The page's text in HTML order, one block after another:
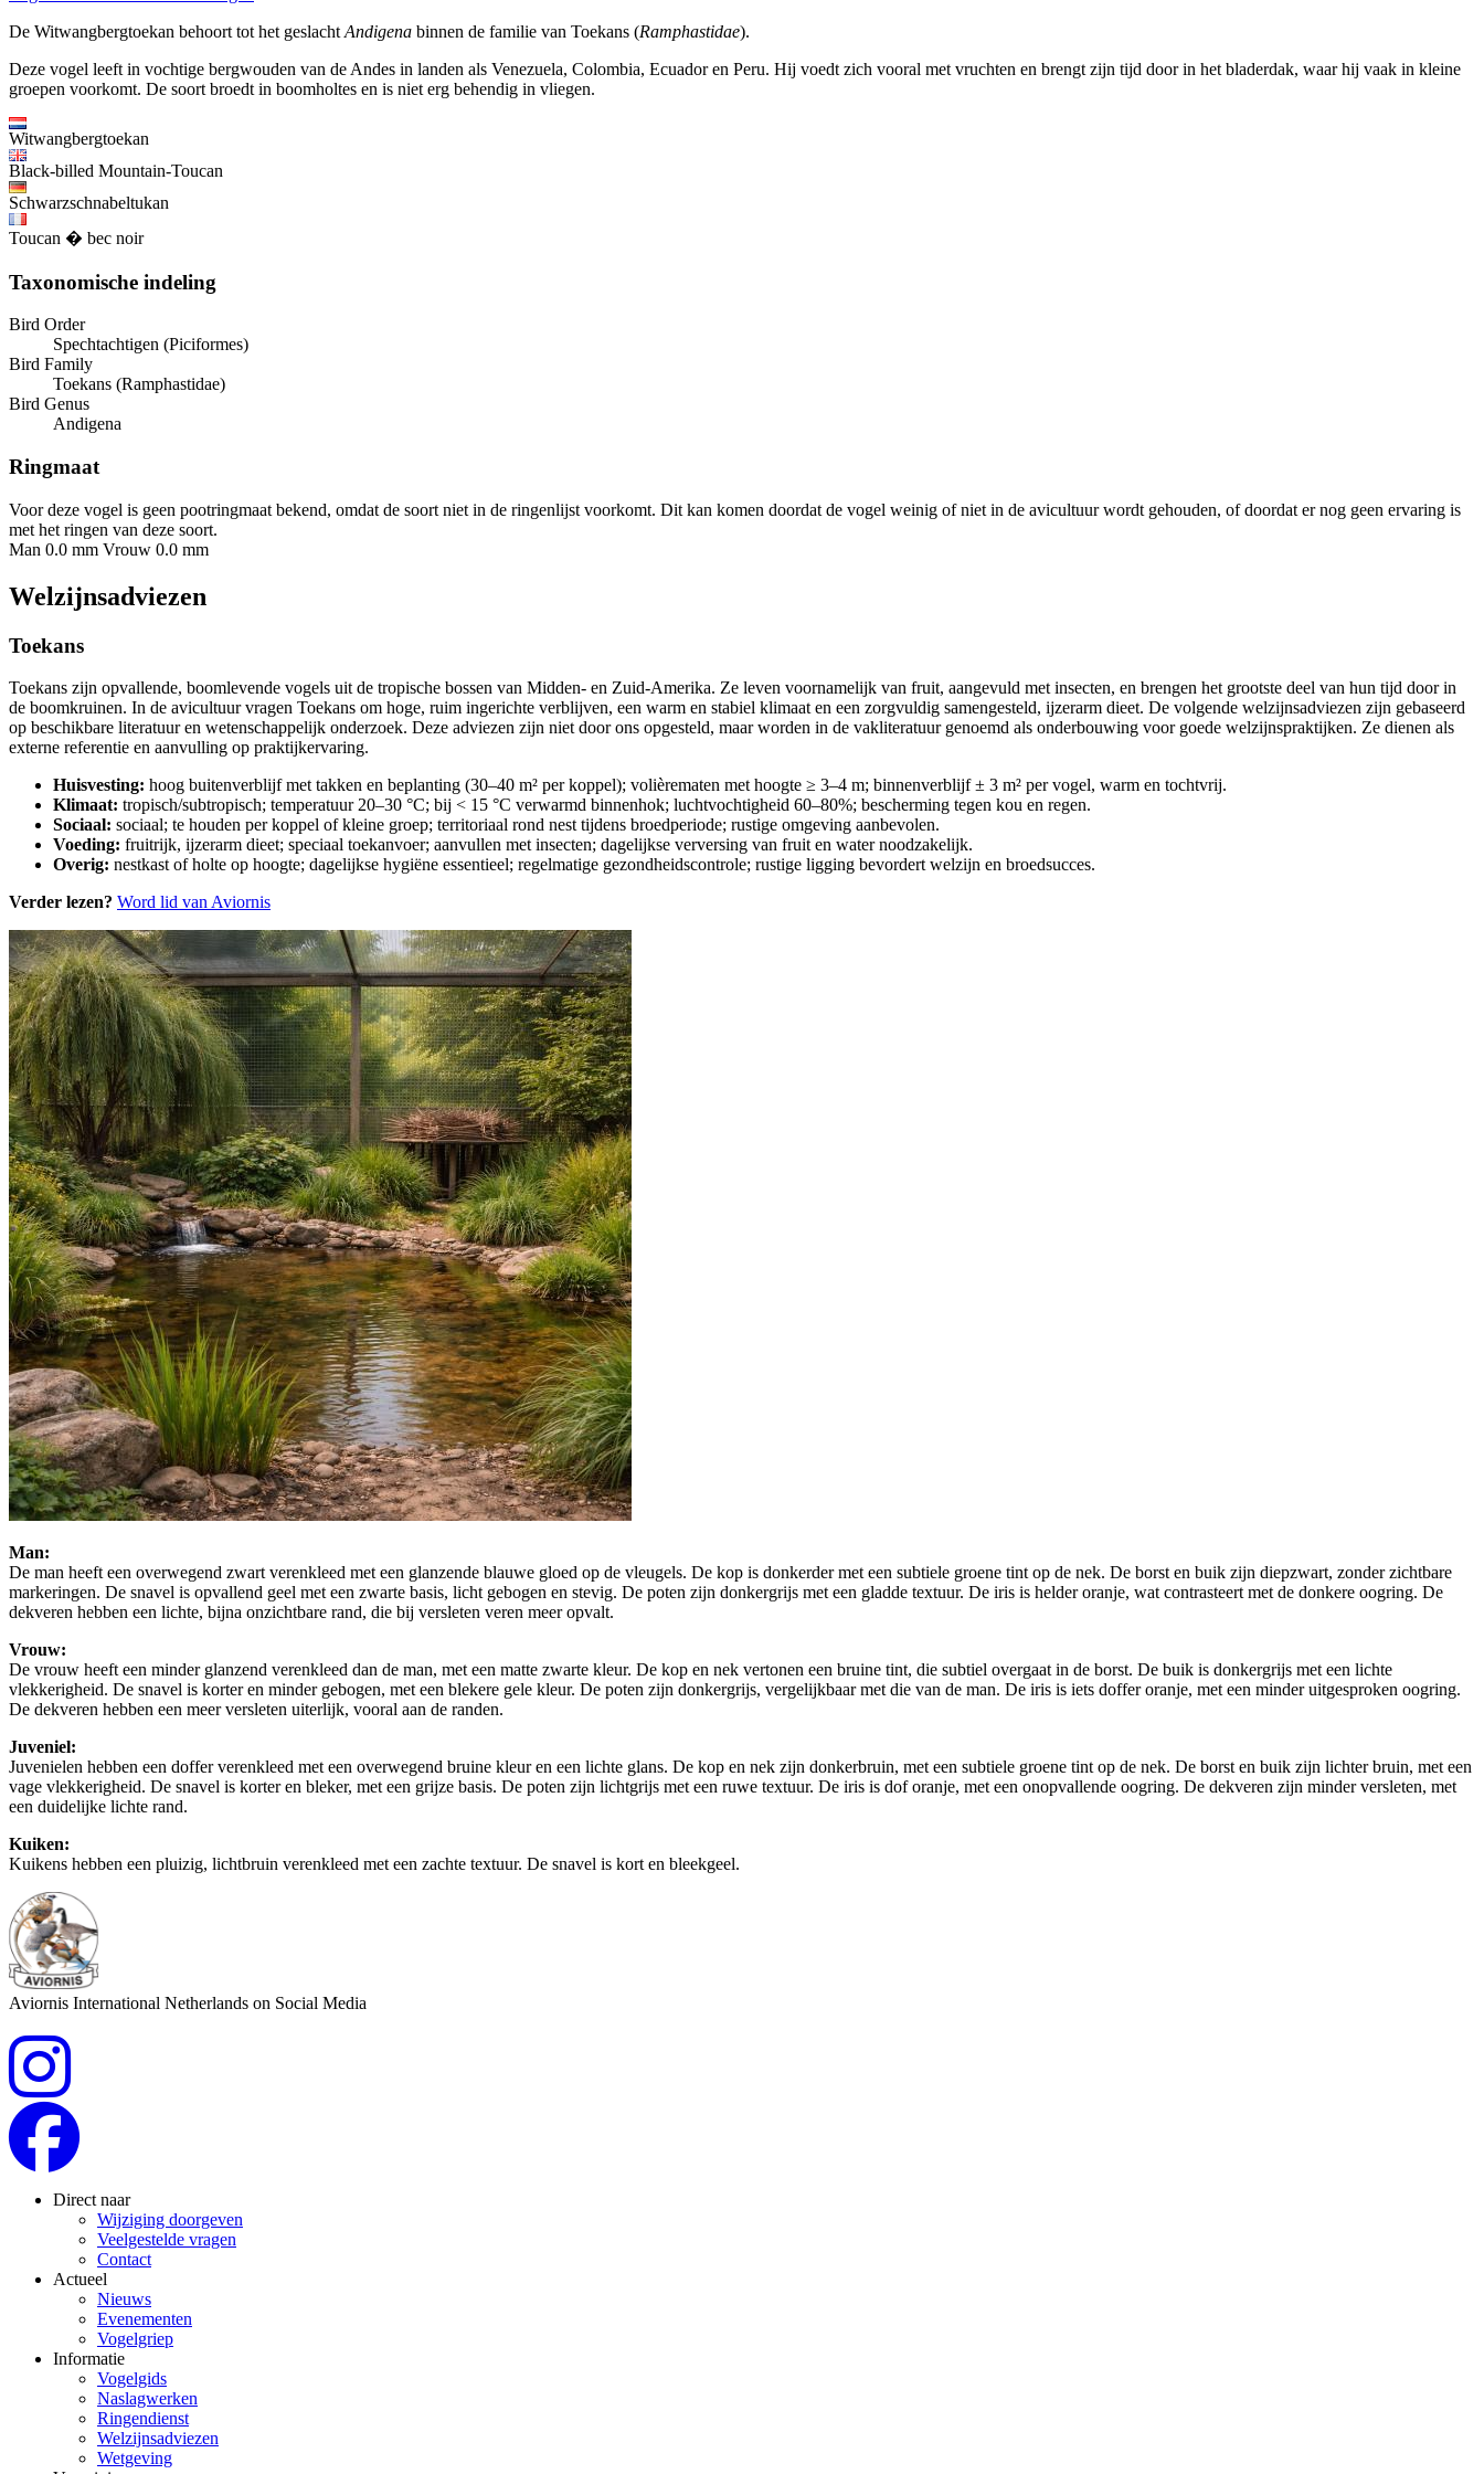
De Witwangbergtoekan behoort tot het geslacht Andigena binnen de familie van Toekans (Ramphastidae).
Deze vogel leeft in vochtige bergwouden van de Andes in landen als Venezuela, Colombia, Ecuador en Peru. Hij voedt zich vooral met vruchten en brengt zijn tijd door in het bladerdak, waar hij vaak in kleine
groepen voorkomt. De soort broedt in boomholtes en is niet erg behendig in vliegen.
Witwangbergtoekan
Black-billed Mountain-Toucan
Schwarzschnabeltukan
Toucan � bec noir
Taxonomische indeling
Bird Order
Spechtachtigen (Piciformes)
Bird Family
Toekans (Ramphastidae)
Bird Genus
Andigena
Ringmaat
Voor deze vogel is geen pootringmaat bekend, omdat de soort niet in de ringenlijst voorkomt. Dit kan komen doordat de vogel weinig of niet in de avicultuur wordt gehouden, of doordat er nog geen ervaring is
met het ringen van deze soort.
Man 0.0 mm Vrouw 0.0 mm
Welzijnsadviezen
Toekans
Toekans zijn opvallende, boomlevende vogels uit de tropische bossen van Midden- en Zuid-Amerika. Ze leven voornamelijk van fruit, aangevuld met insecten, en brengen het grootste deel van hun tijd door in
de boomkruinen. In de avicultuur vragen Toekans om hoge, ruim ingerichte verblijven, een warm en stabiel klimaat en een zorgvuldig samengesteld, ijzerarm dieet. De volgende welzijnsadviezen zijn gebaseerd
op beschikbare literatuur en wetenschappelijk onderzoek. Deze adviezen zijn niet door ons opgesteld, maar worden in de vakliteratuur genoemd als onderbouwing voor goede welzijnspraktijken. Ze dienen als
externe referentie en aanvulling op praktijkervaring.
Huisvesting: hoog buitenverblijf met takken en beplanting (30–40 m² per koppel); volièrematen met hoogte ≥ 3–4 m; binnenverblijf ± 3 m² per vogel, warm en tochtvrij.
Klimaat: tropisch/subtropisch; temperatuur 20–30 °C; bij < 15 °C verwarmd binnenhok; luchtvochtigheid 60–80%; bescherming tegen kou en regen.
Sociaal: sociaal; te houden per koppel of kleine groep; territoriaal rond nest tijdens broedperiode; rustige omgeving aanbevolen.
Voeding: fruitrijk, ijzerarm dieet; speciaal toekanvoer; aanvullen met insecten; dagelijkse verversing van fruit en water noodzakelijk.
Overig: nestkast of holte op hoogte; dagelijkse hygiëne essentieel; regelmatige gezondheidscontrole; rustige ligging bevordert welzijn en broedsucces.
Verder lezen? Word lid van Aviornis
Man:
De man heeft een overwegend zwart verenkleed met een glanzende blauwe gloed op de vleugels. De kop is donkerder met een subtiele groene tint op de nek. De borst en buik zijn diepzwart, zonder zichtbare
markeringen. De snavel is opvallend geel met een zwarte basis, licht gebogen en stevig. De poten zijn donkergrijs met een gladde textuur. De iris is helder oranje, wat contrasteert met de donkere oogring. De
dekveren hebben een lichte, bijna onzichtbare rand, die bij versleten veren meer opvalt.
Vrouw:
De vrouw heeft een minder glanzend verenkleed dan de man, met een matte zwarte kleur. De kop en nek vertonen een bruine tint, die subtiel overgaat in de borst. De buik is donkergrijs met een lichte
vlekkerigheid. De snavel is korter en minder gebogen, met een blekere gele kleur. De poten zijn donkergrijs, vergelijkbaar met die van de man. De iris is iets doffer oranje, met een minder uitgesproken oogring.
De dekveren hebben een meer versleten uiterlijk, vooral aan de randen.
Juveniel:
Juvenielen hebben een doffer verenkleed met een overwegend bruine kleur en een lichte glans. De kop en nek zijn donkerbruin, met een subtiele groene tint op de nek. De borst en buik zijn lichter bruin, met een
vage vlekkerigheid. De snavel is korter en bleker, met een grijze basis. De poten zijn lichtgrijs met een ruwe textuur. De iris is dof oranje, met een onopvallende oogring. De dekveren zijn minder versleten, met
een duidelijke lichte rand.
Kuiken:
Kuikens hebben een pluizig, lichtbruin verenkleed met een zachte textuur. De snavel is kort en bleekgeel.
Aviornis International Netherlands on Social Media
Direct naar
Wijziging doorgeven
Veelgestelde vragen
Contact
Actueel
Nieuws
Evenementen
Vogelgriep
Informatie
Vogelgids
Naslagwerken
Ringendienst
Welzijnsadviezen
Wetgeving